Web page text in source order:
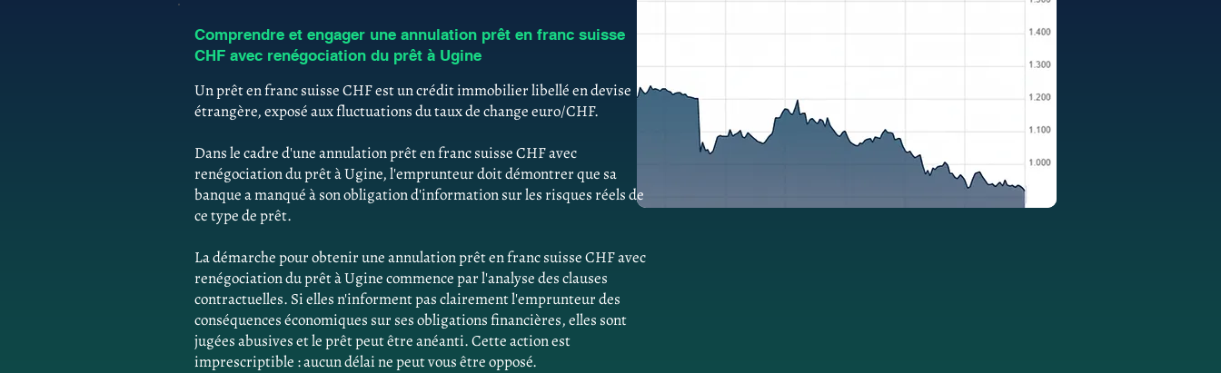
Comprendre et engager une annulation prêt en franc suisse
CHF avec renégociation du prêt à Ugine
Un prêt en franc suisse CHF est un crédit immobilier libellé en devise
étrangère, exposé aux fluctuations du taux de change euro/CHF.
Dans le cadre d'une annulation prêt en franc suisse CHF avec
renégociation du prêt à Ugine, l'emprunteur doit démontrer que sa
banque a manqué à son obligation d'information sur les risques réels de
ce type de prêt.
La démarche pour obtenir une annulation prêt en franc suisse CHF avec
renégociation du prêt à Ugine commence par l'analyse des clauses
contractuelles. Si elles n'informent pas clairement l'emprunteur des
conséquences économiques sur ses obligations financières, elles sont
jugées abusives et le prêt peut être anéanti. Cette action est
imprescriptible : aucun délai ne peut vous être opposé.